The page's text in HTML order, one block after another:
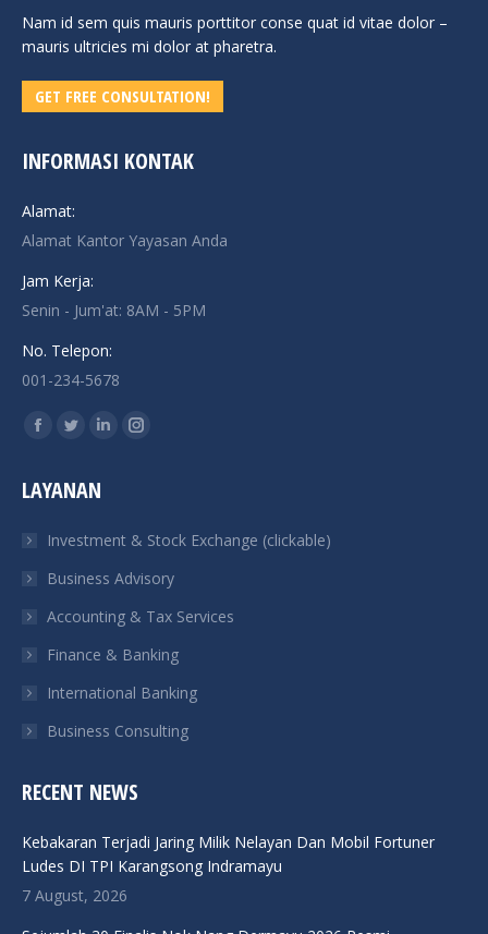
Nam id sem quis mauris porttitor conse quat id vitae dolor –
mauris ultricies mi dolor at pharetra.
GET FREE CONSULTATION!
INFORMASI KONTAK
Alamat:
Alamat Kantor Yayasan Anda
Jam Kerja:
Senin - Jum'at: 8AM - 5PM
No. Telepon:
001-234-5678
Find us on:
Facebook
opens
new
window
Twitter
opens
new
window
Linkedin
new
window
Instagram
new
window
LAYANAN
Investment & Stock Exchange (clickable)
Business Advisory
Accounting & Tax Services
Finance & Banking
International Banking
Business Consulting
RECENT NEWS
Kebakaran Terjadi Jaring Milik Nelayan Dan Mobil Fortuner
Ludes DI TPI Karangsong Indramayu
7 August, 2026